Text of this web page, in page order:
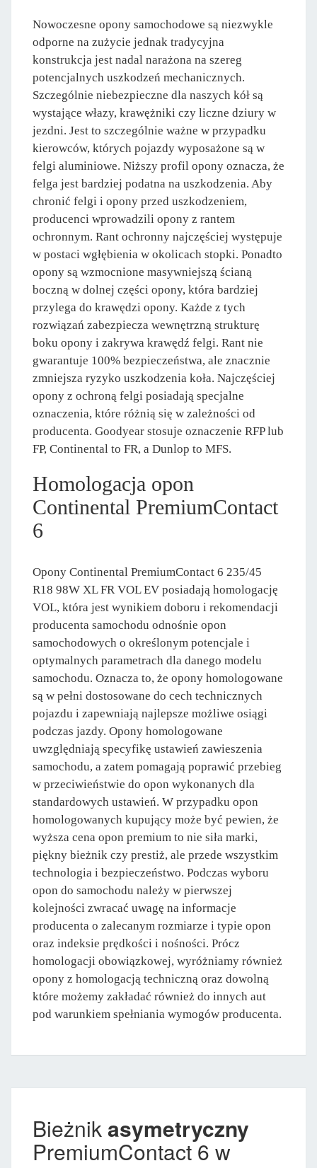
Nowoczesne opony samochodowe są niezwykle
odporne na zużycie jednak tradycyjna
konstrukcja jest nadal narażona na szereg
potencjalnych uszkodzeń mechanicznych.
Szczególnie niebezpieczne dla naszych kół są
wystające włazy, krawężniki czy liczne dziury w
jezdni. Jest to szczególnie ważne w przypadku
kierowców, których pojazdy wyposażone są w
felgi aluminiowe. Niższy profil opony oznacza, że
felga jest bardziej podatna na uszkodzenia. Aby
chronić felgi i opony przed uszkodzeniem,
producenci wprowadzili opony z rantem
ochronnym. Rant ochronny najczęściej występuje
w postaci wgłębienia w okolicach stopki. Ponadto
opony są wzmocnione masywniejszą ścianą
boczną w dolnej części opony, która bardziej
przylega do krawędzi opony. Każde z tych
rozwiązań zabezpiecza wewnętrzną strukturę
boku opony i zakrywa krawędź felgi. Rant nie
gwarantuje 100% bezpieczeństwa, ale znacznie
zmniejsza ryzyko uszkodzenia koła. Najczęściej
opony z ochroną felgi posiadają specjalne
oznaczenia, które różnią się w zależności od
producenta. Goodyear stosuje oznaczenie RFP lub
FP, Continental to FR, a Dunlop to MFS.
Homologacja opon
Continental PremiumContact
6
Opony Continental PremiumContact 6 235/45
R18 98W XL FR VOL EV posiadają homologację
VOL, która jest wynikiem doboru i rekomendacji
producenta samochodu odnośnie opon
samochodowych o określonym potencjale i
optymalnych parametrach dla danego modelu
samochodu. Oznacza to, że opony homologowane
są w pełni dostosowane do cech technicznych
pojazdu i zapewniają najlepsze możliwe osiągi
podczas jazdy. Opony homologowane
uwzględniają specyfikę ustawień zawieszenia
samochodu, a zatem pomagają poprawić przebieg
w przeciwieństwie do opon wykonanych dla
standardowych ustawień. W przypadku opon
homologowanych kupujący może być pewien, że
wyższa cena opon premium to nie siła marki,
piękny bieżnik czy prestiż, ale przede wszystkim
technologia i bezpieczeństwo. Podczas wyboru
opon do samochodu należy w pierwszej
kolejności zwracać uwagę na informacje
producenta o zalecanym rozmiarze i typie opon
oraz indeksie prędkości i nośności. Prócz
homologacji obowiązkowej, wyróżniamy również
opony z homologacją techniczną oraz dowolną
które możemy zakładać również do innych aut
pod warunkiem spełniania wymogów producenta.
Bieżnikasymetryczny
PremiumContact 6 w